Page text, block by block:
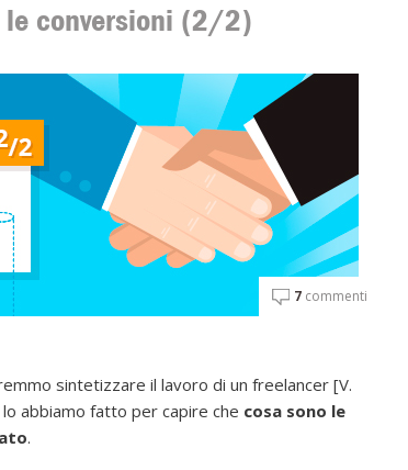
le conversioni (2/2)
7 commenti
sintetizzare il lavoro di un freelancer [V.
lo abbiamo fatto per capire che cosa sono le
.